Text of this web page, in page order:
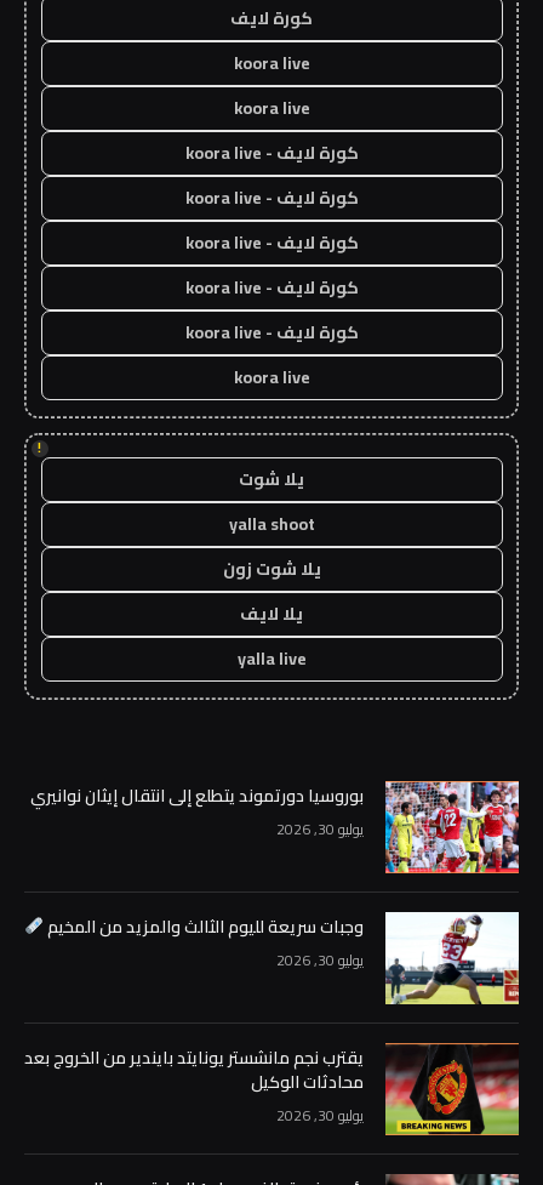
كورة لايف
koora live
koora live
كورة لايف - koora live
كورة لايف - koora live
كورة لايف - koora live
كورة لايف - koora live
كورة لايف - koora live
koora live
!
يلا شوت
yalla shoot
يلا شوت زون
يلا لايف
yalla live
بوروسيا دورتموند يتطلع إلى انتقال إيثان نوانيري
يوليو 30, 2026
وجبات سريعة لليوم الثالث والمزيد من المخيم
يوليو 30, 2026
يقترب نجم مانشستر يونايتد بايندير من الخروج بعد
محادثات الوكيل
يوليو 30, 2026